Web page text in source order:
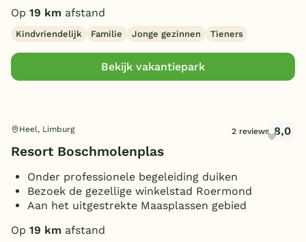
Op 19 km afstand
Kindvriendelijk Familie Jonge gezinnen Tieners
Bekijk vakantiepark
Heel, Limburg 2 reviews 8,0
Resort Boschmolenplas
Onder professionele begeleiding duiken
Bezoek de gezellige winkelstad Roermond
Aan het uitgestrekte Maasplassen gebied
Op 19 km afstand